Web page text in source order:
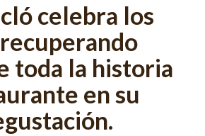
celebra los
toda la historia
en su